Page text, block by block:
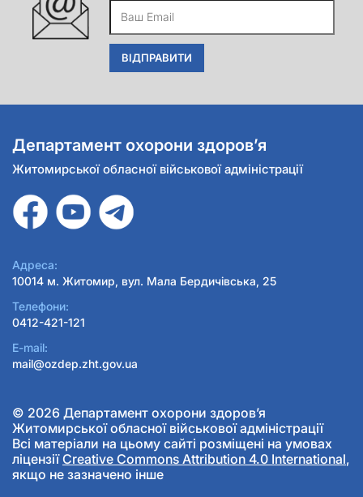
Департамент охорони здоров’я
Житомирської обласної військової адміністрації
Адреса:
10014 м. Житомир, вул. Мала Бердичівська, 25
Телефони:
0412-421-121
E-mail:
mail@ozdep.zht.gov.ua
© 2026 Департамент охорони здоров’я
Житомирської обласної військової адміністрації
Всі матеріали на цьому сайті розміщені на умовах
ліцензіїCreative Commons Attribution 4.0 International,
якщо не зазначено інше